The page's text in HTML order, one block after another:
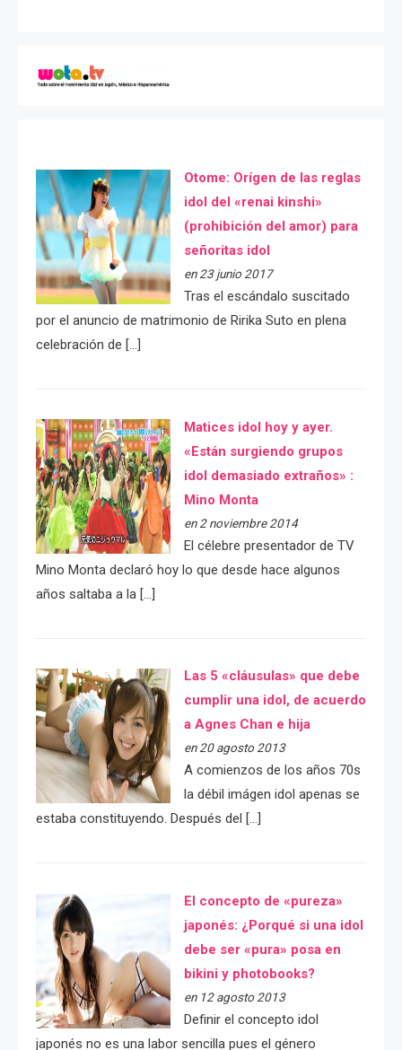
Otome: Orígen de las reglas
idol del «renai kinshi»
(prohibición del amor) para
señoritas idol
en 23 junio 2017
Tras el escándalo suscitado
por el anuncio de matrimonio de Ririka Suto en plena
celebración de […]
Matices idol hoy y ayer.
«Están surgiendo grupos
idol demasiado extraños» :
Mino Monta
en 2 noviembre 2014
El célebre presentador de TV
Mino Monta declaró hoy lo que desde hace algunos
años saltaba a la […]
Las 5 «cláusulas» que debe
cumplir una idol, de acuerdo
a Agnes Chan e hija
en 20 agosto 2013
A comienzos de los años 70s
la débil imágen idol apenas se
estaba constituyendo. Después del […]
El concepto de «pureza»
japonés: ¿Porqué si una idol
debe ser «pura» posa en
bikini y photobooks?
en 12 agosto 2013
Definir el concepto idol
japonés no es una labor sencilla pues el género